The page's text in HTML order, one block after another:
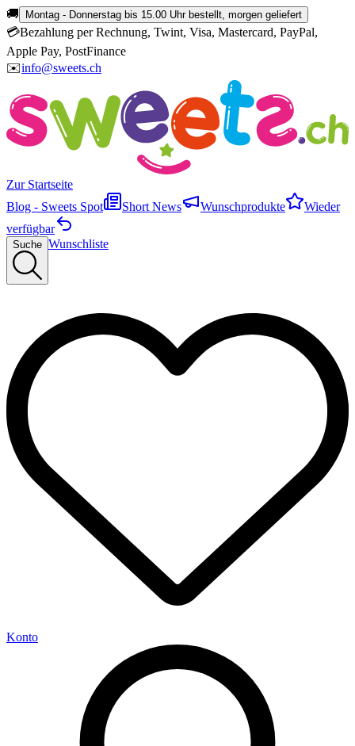
🚚 Montag - Donnerstag bis 15.00 Uhr bestellt, morgen geliefert
💳Bezahlung per Rechnung, Twint, Visa, Mastercard, PayPal,
Apple Pay, PostFinance
✉️info@sweets.ch
Zur Startseite
Blog - Sweets Spot
Short News Wunschprodukte
Wieder
verfügbar
Suche Wunschliste
Konto